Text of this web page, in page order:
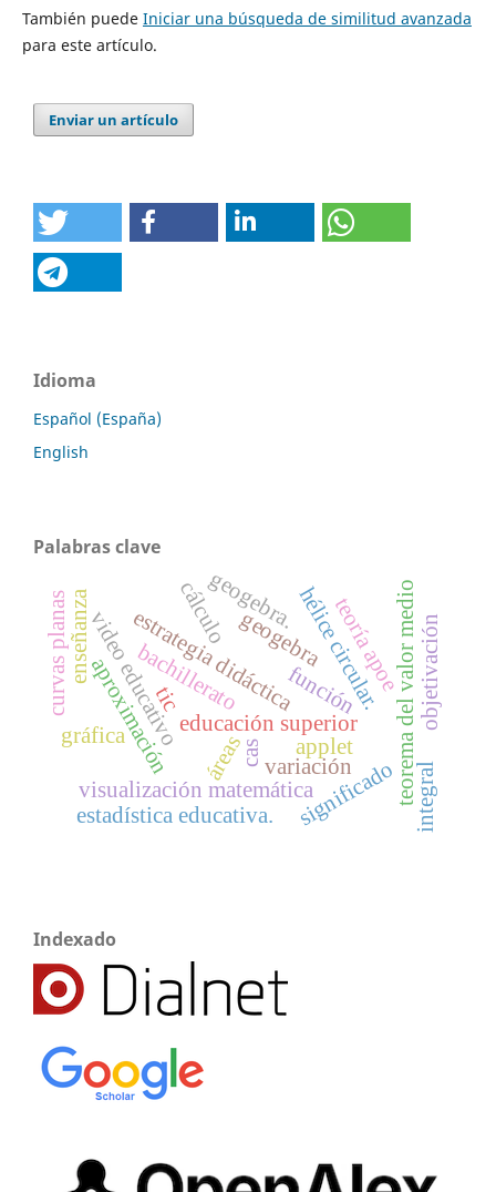
También puede Iniciar una búsqueda de similitud avanzada
para este artículo.
Enviar un artículo
Idioma
Español (España)
English
Palabras clave
educación superior
estrategia didáctica
geogebrahélice circular.
video educativo
áreas
visualización matemática
aproximación teorema del valor medio
enseñanza
curvas planas
significado
bachillerato
integral
función
cálculo teoría apoe
gráfica
objetivación
variación
geogebra.
applet
cas
tic
estadística educativa.
Indexado